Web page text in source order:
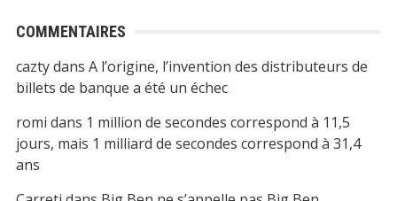
COMMENTAIRES
caztydans A l’origine, l’invention des distributeurs de
billets de banque a été un échec
romi dans 1 million de secondes correspond à 11,5
jours, mais 1 milliard de secondes correspond à 31,4
ans